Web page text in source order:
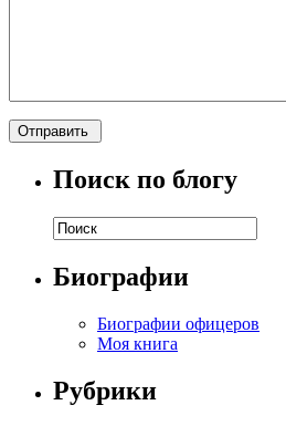
Поиск по блогу
Биографии
Биографии офицеров
Моя книга
Рубрики